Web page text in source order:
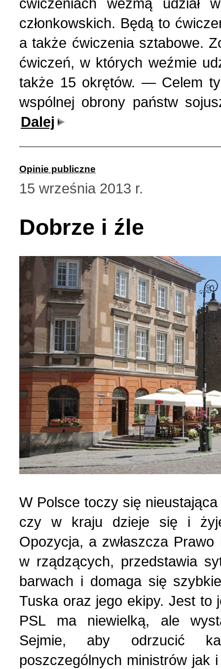
ćwiczeniach wezmą udział
członkowskich. Będą to
a także ćwiczenia sztabowe.
ćwiczeń, w których weźmie
także 15 okrętów. — Celem
wspólnej obrony państw
Dalej
Opinie publiczne
15 września 2013 r.
Dobrze i źle
W Polsce toczy się
czy w kraju dzieje się i
Opozycja, a zwłaszcza
w rządzących, przedstawia
barwach i domaga się
Tuska oraz jego ekipy. Jest to
PSL ma niewielką, ale
Sejmie, aby odrzucić
poszczególnych ministrów jak